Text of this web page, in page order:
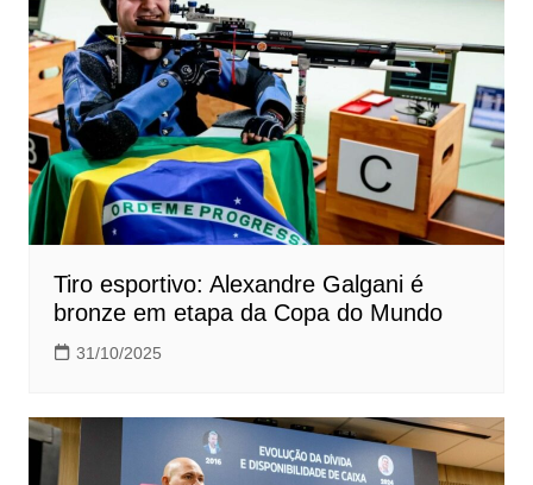
Tiro esportivo: Alexandre Galgani é
bronze em etapa da Copa do Mundo
31/10/2025